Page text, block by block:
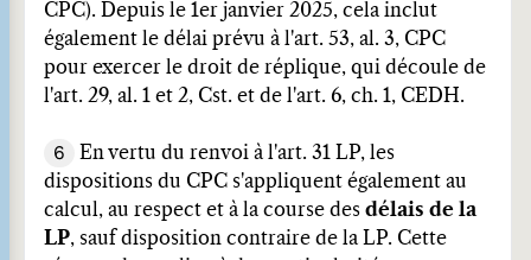
CPC). Depuis le 1er janvier 2025, cela inclut
également le délai prévu à l'art. 53, al. 3, CPC
pour exercer le droit de réplique, qui découle de
l'art. 29, al. 1 et 2, Cst. et de l'art. 6, ch. 1, CEDH.
6
En vertu du renvoi à l'art. 31 LP, les
dispositions du CPC s'appliquent également au
calcul, au respect et à la course des délais de la
LP, sauf disposition contraire de la LP. Cette